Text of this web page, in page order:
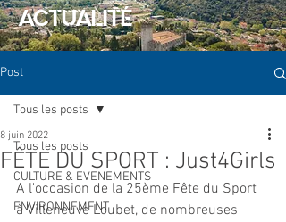
ACTUALITÉ
Post
Tous les posts
CULTURE & EVENEMENTS
ENVIRONNEMENT
Tous les posts
FÊTE DU SPORT : Just4Girls
8 juin 2022
A l'occasion de la 25ème Fête du Sport
à Villeneuve Loubet, de nombreuses